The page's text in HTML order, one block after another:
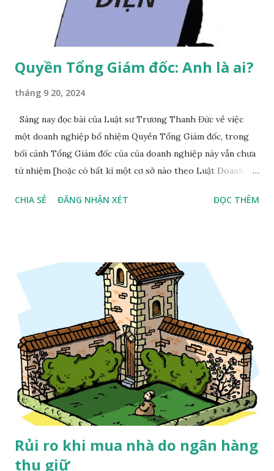
Quyền Tổng Giám đốc: Anh là ai?
tháng 9 20, 2024
Sáng nay đọc bài của Luật sư Trương Thanh Đức về việc
một doanh nghiệp bổ nhiệm Quyền Tổng Giám đốc, trong
bối cảnh Tổng Giám đốc của của doanh nghiệp này vẫn chưa
từ nhiệm [hoặc có bất kì một cơ sở nào theo Luật Doanh
dứt]. Tôi tôn trọng quan điểm của Luật sư Trương Thanh
CHIA SẺ ĐĂNG NHẬN XÉT ĐỌC THÊM
Rủi ro khi mua nhà do ngân hàng
thu giữ